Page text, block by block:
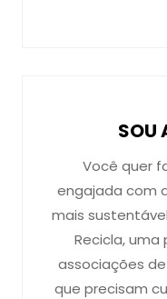
SOU
Você quer
engajada com
mais
Recicla,
associações
que precisam